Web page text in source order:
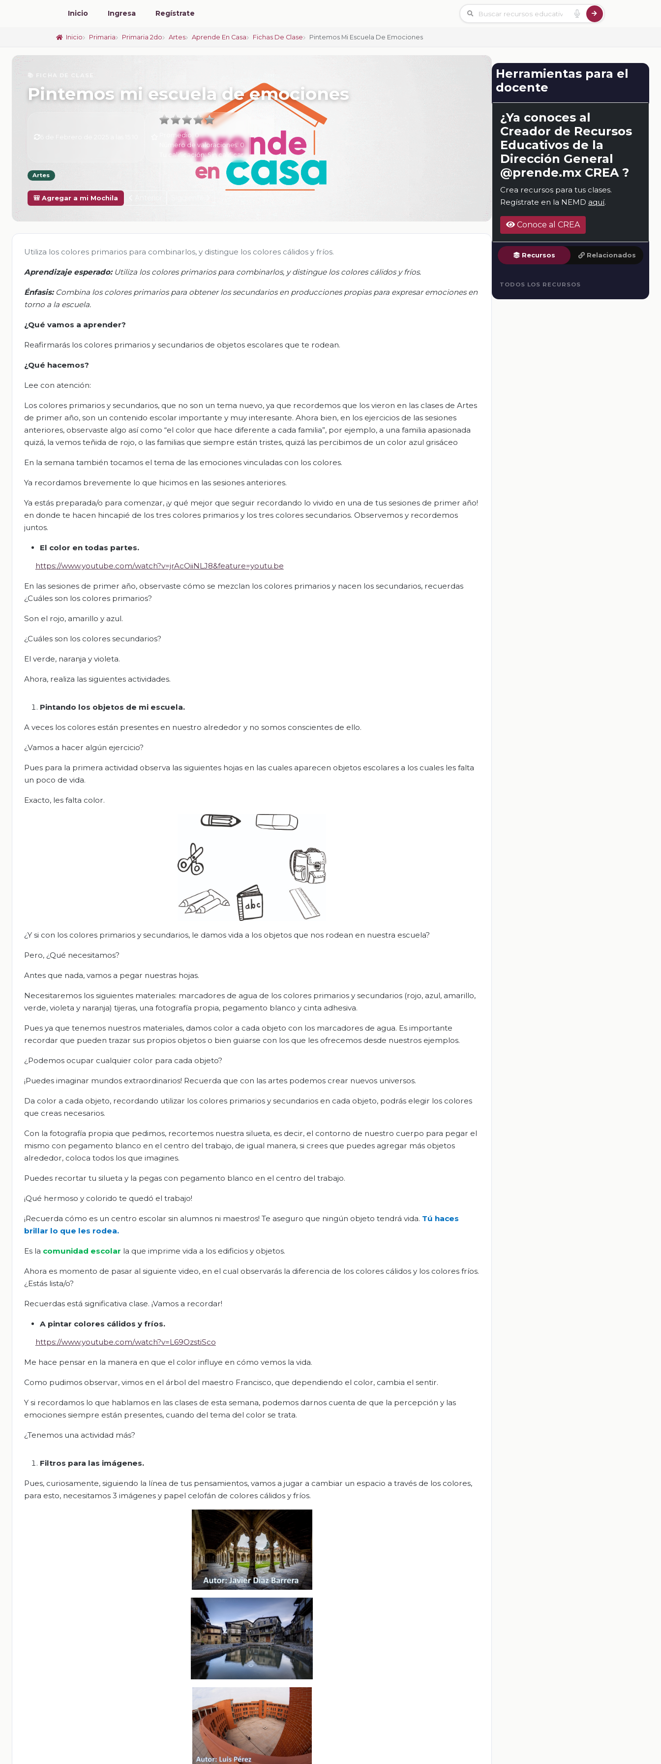
Inicio Ingresa Regístrate
Inicio Primaria Primaria 2do Artes Aprende En Casa Fichas De Clase Pintemos Mi Escuela De Emociones
📚 FICHA DE CLASE
Pintemos mi escuela de emociones
Promedio: 0
Número de valoraciones: 0
Tu calificación:Sin calificar
Artes
🎒 Agregar a mi Mochila
Utiliza los colores primarios para combinarlos, y distingue los colores cálidos y fríos.
Aprendizaje esperado:Utiliza los colores primarios para combinarlos, y distingue los colores cálidos y fríos.
Énfasis: Combina los colores primarios para obtener los secundarios en producciones propias para expresar emociones en
torno a la escuela.
¿Qué vamos a aprender?
Reafirmarás los colores primarios y secundarios de objetos escolares que te rodean.
¿Qué hacemos?
Lee con atención:
Los colores primarios y secundarios, que no son un tema nuevo, ya que recordemos que los vieron en las clases de Artes
de primer año, son un contenido escolar importante y muy interesante. Ahora bien, en los ejercicios de las sesiones
anteriores, observaste algo así como “el color que hace diferente a cada familia”, por ejemplo, a una familia apasionada
quizá, la vemos teñida de rojo, o las familias que siempre están tristes, quizá las percibimos de un color azul grisáceo
En la semana también tocamos el tema de las emociones vinculadas con los colores.
Ya recordamos brevemente lo que hicimos en las sesiones anteriores.
Ya estás preparada/o para comenzar, ¡y qué mejor que seguir recordando lo vivido en una de tus sesiones de primer año!
en donde te hacen hincapié de los tres colores primarios y los tres colores secundarios. Observemos y recordemos
juntos.
El color en todas partes.
https://www.youtube.com/watch?v=jrAcOiiNLJ8&feature=youtu.be
En las sesiones de primer año, observaste cómo se mezclan los colores primarios y nacen los secundarios, recuerdas
¿Cuáles son los colores primarios?
Son el rojo, amarillo y azul.
¿Cuáles son los colores secundarios?
El verde, naranja y violeta.
Ahora, realiza las siguientes actividades.
Pintando los objetos de mi escuela.
A veces los colores están presentes en nuestro alrededor y no somos conscientes de ello.
¿Vamos a hacer algún ejercicio?
Pues para la primera actividad observa las siguientes hojas en las cuales aparecen objetos escolares a los cuales les falta
un poco de vida.
Exacto, les falta color.
¿Y si con los colores primarios y secundarios, le damos vida a los objetos que nos rodean en nuestra escuela?
Pero, ¿Qué necesitamos?
Antes que nada, vamos a pegar nuestras hojas.
Necesitaremos los siguientes materiales: marcadores de agua de los colores primarios y secundarios (rojo, azul, amarillo,
verde, violeta y naranja) tijeras, una fotografía propia, pegamento blanco y cinta adhesiva.
Pues ya que tenemos nuestros materiales, damos color a cada objeto con los marcadores de agua. Es importante
recordar que pueden trazar sus propios objetos o bien guiarse con los que les ofrecemos desde nuestros ejemplos.
¿Podemos ocupar cualquier color para cada objeto?
¡Puedes imaginar mundos extraordinarios! Recuerda que con las artes podemos crear nuevos universos.
Da color a cada objeto, recordando utilizar los colores primarios y secundarios en cada objeto, podrás elegir los colores
que creas necesarios.
Con la fotografía propia que pedimos, recortemos nuestra silueta, es decir, el contorno de nuestro cuerpo para pegar el
mismo con pegamento blanco en el centro del trabajo, de igual manera, si crees que puedes agregar más objetos
alrededor, coloca todos los que imagines.
Puedes recortar tu silueta y la pegas con pegamento blanco en el centro del trabajo.
¡Qué hermoso y colorido te quedó el trabajo!
¡Recuerda cómo es un centro escolar sin alumnos ni maestros! Te aseguro que ningún objeto tendrá vida. Tú haces
brillar lo que les rodea.
Es la comunidad escolar la que imprime vida a los edificios y objetos.
Ahora es momento de pasar al siguiente video, en el cual observarás la diferencia de los colores cálidos y los colores fríos.
¿Estás lista/o?
Recuerdas está significativa clase. ¡Vamos a recordar!
A pintar colores cálidos y fríos.
https://www.youtube.com/watch?v=L69OzstiSco
Me hace pensar en la manera en que el color influye en cómo vemos la vida.
Como pudimos observar, vimos en el árbol del maestro Francisco, que dependiendo el color, cambia el sentir.
Y si recordamos lo que hablamos en las clases de esta semana, podemos darnos cuenta de que la percepción y las
emociones siempre están presentes, cuando del tema del color se trata.
¿Tenemos una actividad más?
Filtros para las imágenes.
Pues, curiosamente, siguiendo la línea de tus pensamientos, vamos a jugar a cambiar un espacio a través de los colores,
para esto, necesitamos 3 imágenes y papel celofán de colores cálidos y fríos.
Herramientas para el
docente
¿Ya conoces al
Creador de Recursos
Educativos de la
Dirección General
@prende.mx CREA ?
Crea recursos para tus clases.
Regístrate en la NEMD aquí.
Conoce al CREA
Recursos Relacionados
TODOS LOS RECURSOS